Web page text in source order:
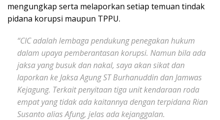
mengungkap serta melaporkan setiap temuan tindak
pidana korupsi maupun TPPU.
“CIC adalah lembaga pendukung penegakan hukum
dalam upaya pemberantasan korupsi. Namun bila ada
jaksa yang busuk dan nakal, saya akan sikat dan
laporkan ke Jaksa Agung ST Burhanuddin dan Jamwas
Kejagung. Terkait penyitaan tiga unit kendaraan roda
empat yang tidak ada kaitannya dengan terpidana Rian
Susanto alias Afung, jelas ada kejanggalan.